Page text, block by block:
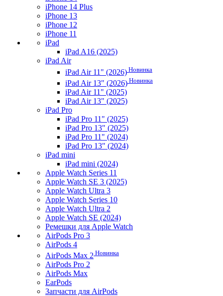
iPhone 14 Plus
iPhone 13
iPhone 12
iPhone 11
iPad
iPad A16 (2025)
iPad Air
iPad Air 11" (2026) Новинка
iPad Air 13" (2026) Новинка
iPad Air 11" (2025)
iPad Air 13" (2025)
iPad Pro
iPad Pro 11" (2025)
iPad Pro 13" (2025)
iPad Pro 11" (2024)
iPad Pro 13" (2024)
iPad mini
iPad mini (2024)
Apple Watch Series 11
Apple Watch SE 3 (2025)
Apple Watch Ultra 3
Apple Watch Series 10
Apple Watch Ultra 2
Apple Watch SE (2024)
Ремешки для Apple Watch
AirPods Pro 3
AirPods 4
AirPods Max 2 Новинка
AirPods Pro 2
AirPods Max
EarPods
Запчасти для AirPods